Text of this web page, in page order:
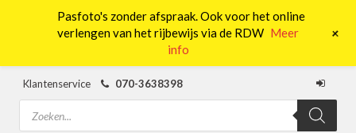
Klantenservice
070-3638398
Producten
zoeken
Pasfoto's zonder afspraak. Ook voor het online
verlengen van het rijbewijs via de RDW Meer
info
+